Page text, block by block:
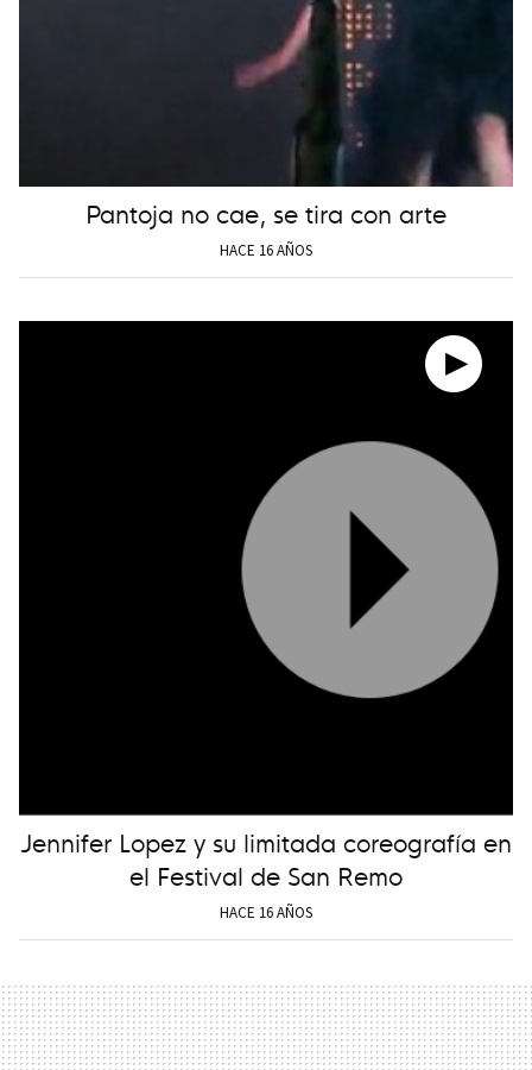
Pantoja no cae, se tira con arte
HACE 16 AÑOS
Jennifer Lopez y su limitada coreografía en
el Festival de San Remo
HACE 16 AÑOS